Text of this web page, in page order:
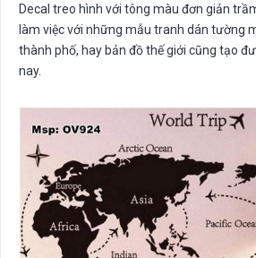
Decal treo hình với tông màu đơn giản
làm việc với những mẫu tranh dán tường
thành phố, hay bản đồ thế giới cũng tạo
nay.